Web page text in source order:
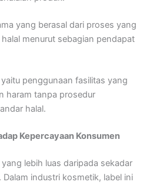
yang berasal dari proses yang
menurut sebagian pendapat
penggunaan fasilitas yang
haram tanpa prosedur
halal.
Kepercayaan Konsumen
lebih luas daripada sekadar
industri kosmetik, label ini